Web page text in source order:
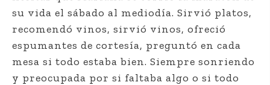
su vida ‪el sábado al mediodía. Sirvió platos,
recomendó vinos, sirvió vinos, ofreció
espumantes de cortesía, preguntó en cada
mesa si todo estaba bien. Siempre sonriendo
y preocupada por si faltaba algo o si todo